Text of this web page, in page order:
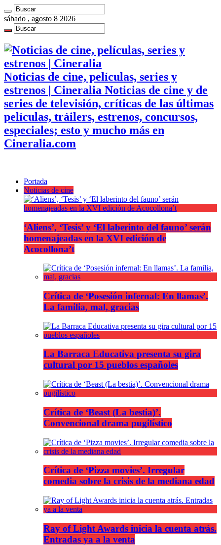
sábado , agosto 8 2026
Noticias de cine, películas, series y
estrenos | Cineralia Noticias de cine y de
series de televisión, críticas de las últimas
películas, tráilers, estrenos, concursos,
especiales; esto y mucho más en
Cineralia.com
Portada
Noticias de cine
‘Aliens’, ‘Tesis’ y ‘El laberinto del fauno’ serán
homenajeadas en la XVI edición de
Acocollona’t
Crítica de ‘Posesión infernal: En llamas’.
La familia, mal, gracias
La Barraca Educativa presenta su gira
cultural por 15 pueblos españoles
Crítica de ‘Beast (La bestia)’.
Convencional drama pugilístico
Crítica de ‘Pizza movies’. Irregular
comedia sobre la crisis de la mediana edad
Ray of Light Awards inicia la cuenta atrás.
Entradas ya a la venta